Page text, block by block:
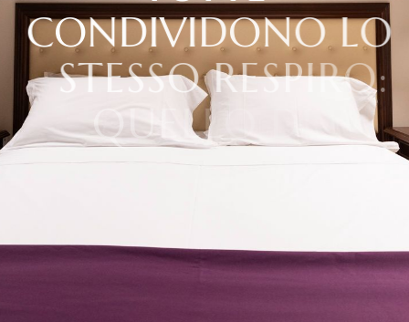
CONDIVIDONO LO
STESSO RESPIRO:
QUEL O D LL A
L